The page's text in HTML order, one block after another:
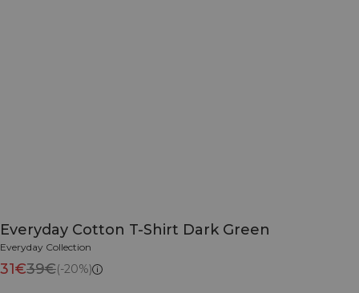
Everyday Cotton T-Shirt Dark Green
Everyday Collection
31€39€(-20%)